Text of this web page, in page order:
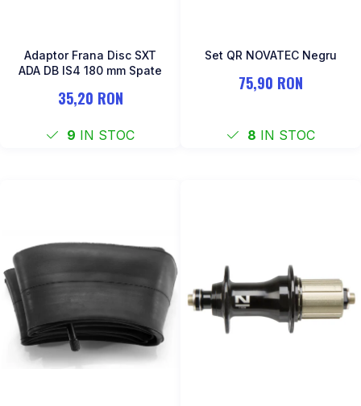
SCHIMBATOR FOI
MANETE SCHIMBATOR
CUVETE
MONOBLOC
Adaptor Frana Disc SXT
ADA DB IS4 180 mm Spate
35,20 RON
9 IN STOC
Set QR NOVATEC Negru
75,90 RON
8 IN STOC